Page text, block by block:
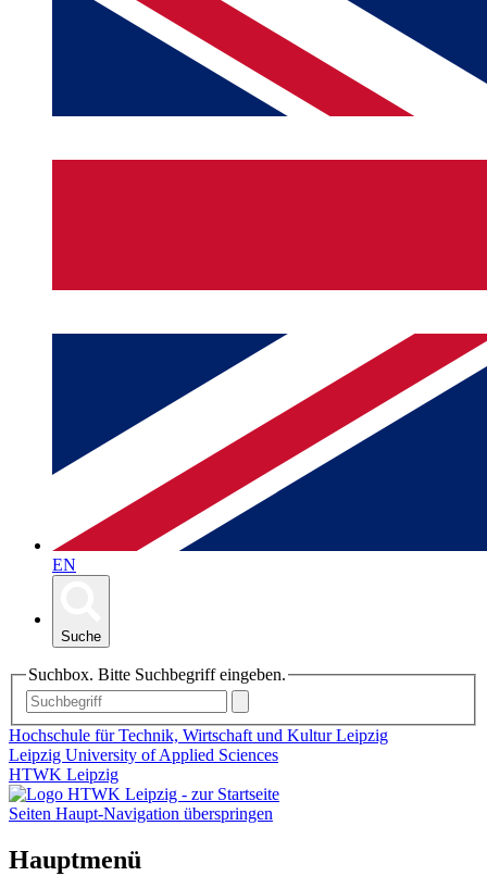
EN
Suche
Suchbox. Bitte Suchbegriff eingeben.
Hochschule für Technik, Wirtschaft und Kultur Leipzig
Leipzig University of Applied Sciences
HTWK Leipzig
Seiten Haupt-Navigation überspringen
Hauptmenü